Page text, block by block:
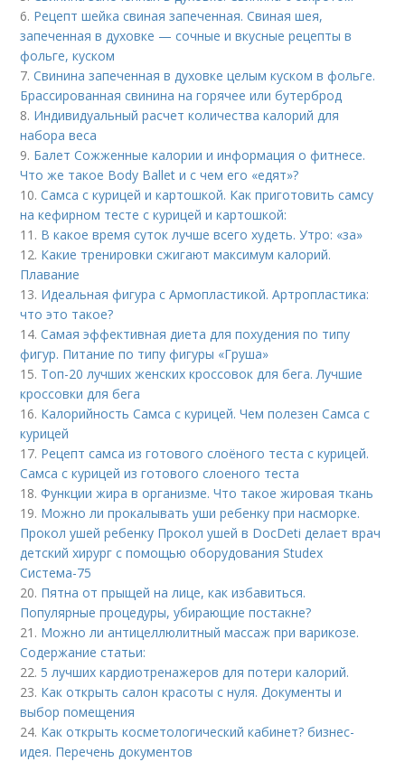
6. Рецепт шейка свиная запеченная. Свиная шея,
запеченная в духовке — сочные и вкусные рецепты в
фольге, куском
7.Свинина запеченная в духовке целым куском в фольге.
Брассированная свинина на горячее или бутерброд
8. Индивидуальный расчет количества калорий для
набора веса
9. Балет Сожженные калории и информация о фитнесе.
Что же такое Body Ballet и с чем его «едят»?
10.Самса с курицей и картошкой. Как приготовить самсу
на кефирном тесте с курицей и картошкой:
11. В какое время суток лучше всего худеть. Утро: «за»
12. Какие тренировки сжигают максимум калорий.
Плавание
13. Идеальная фигура с Армопластикой. Артропластика:
что это такое?
14.Самая эффективная диета для похудения по типу
фигур. Питание по типу фигуры «Груша»
15. Топ-20 лучших женских кроссовок для бега. Лучшие
кроссовки для бега
16. Калорийность Самса с курицей. Чем полезен Самса с
курицей
17. Рецепт самса из готового слоёного теста с курицей.
Самса с курицей из готового слоеного теста
18.Функции жира в организме. Что такое жировая ткань
19. Можно ли прокалывать уши ребенку при насморке.
Прокол ушей ребенку Прокол ушей в DocDeti делает врач
детский хирург с помощью оборудования Studex
Система-75
20. Пятна от прыщей на лице, как избавиться.
Популярные процедуры, убирающие постакне?
21. Можно ли антицеллюлитный массаж при варикозе.
Содержание статьи:
22. 5 лучших кардиотренажеров для потери калорий.
23. Как открыть салон красоты с нуля. Документы и
выбор помещения
24. Как открыть косметологический кабинет? бизнес-
идея. Перечень документов